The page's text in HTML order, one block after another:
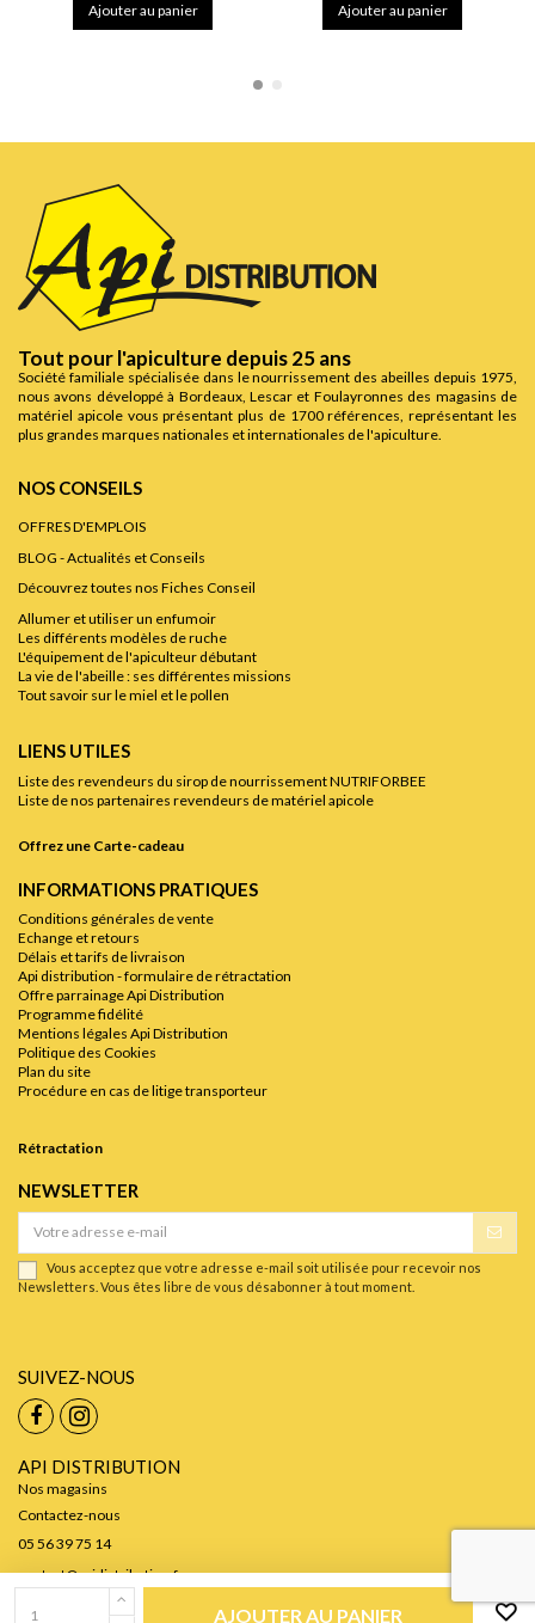
AJOUTER AU PANIER
Ajouter au panier Ajouter au panier
Tout pour l'apiculture depuis 25 ans
Société familiale spécialisée dans le nourrissement des abeilles depuis 1975,
nous avons développé à Bordeaux, Lescar et Foulayronnes des magasins de
matériel apicole vous présentant plus de 1700 références, représentant les
plus grandes marques nationales et internationales de l'apiculture.
NOS CONSEILS
OFFRES D'EMPLOIS
BLOG - Actualités et Conseils
Découvrez toutes nos Fiches Conseil
Allumer et utiliser un enfumoir
Les différents modèles de ruche
L'équipement de l'apiculteur débutant
La vie de l'abeille : ses différentes missions
Tout savoir sur le miel et le pollen
LIENS UTILES
Liste des revendeurs du sirop de nourrissement NUTRIFORBEE
Liste de nos partenaires revendeurs de matériel apicole
Offrez une Carte-cadeau
INFORMATIONS PRATIQUES
Conditions générales de vente
Echange et retours
Délais et tarifs de livraison
Api distribution - formulaire de rétractation
Offre parrainage Api Distribution
Programme fidélité
Mentions légales Api Distribution
Politique des Cookies
Plan du site
Procédure en cas de litige transporteur
Rétractation
NEWSLETTER
Vous acceptez que votre adresse e-mail soit utilisée pour recevoir nos
Newsletters. Vous êtes libre de vous désabonner à tout moment.
SUIVEZ-NOUS
API DISTRIBUTION
Nos magasins
Contactez-nous
05 56 39 75 14
contact@apidistribution.fr